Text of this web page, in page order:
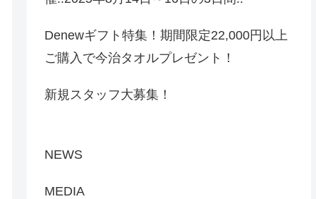
Denewギフト特集！期間限定22,000円以上
ご購入で今治タオルプレゼント！
新規スタッフ大募集！
NEWS
MEDIA